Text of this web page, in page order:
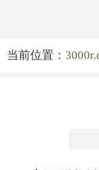
当前位置：